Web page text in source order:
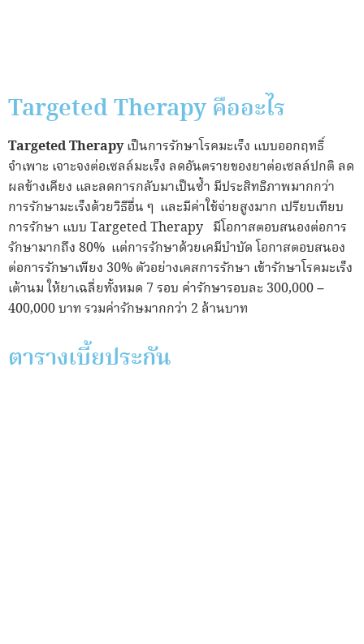
Targeted Therapy คืออะไร
Targeted Therapyเป็นการรักษาโรคมะเร็ง แบบออกฤทธิ์
จำเพาะ เจาะจงต่อเซลล์มะเร็ง ลดอันตรายของยาต่อเซลล์ปกติ ลด
ผลข้างเคียง และลดการกลับมาเป็นซ้ำ มีประสิทธิภาพมากกว่า
การรักษามะเร็งด้วยวิธีอื่น ๆ และมีค่าใช้จ่ายสูงมาก เปรียบเทียบ
การรักษา แบบ Targeted Therapy มีโอกาสตอบสนองต่อการ
รักษามากถึง 80% แต่การรักษาด้วยเคมีบำบัด โอกาสตอบสนอง
ต่อการรักษาเพียง 30% ตัวอย่างเคสการรักษา เข้ารักษาโรคมะเร็ง
เต้านม ให้ยาเฉลี่ยทั้งหมด 7 รอบ ค่ารักษารอบละ 300,000 –
400,000 บาท รวมค่ารักษมากกว่า 2 ล้านบาท
ตารางเบี้ยประกัน